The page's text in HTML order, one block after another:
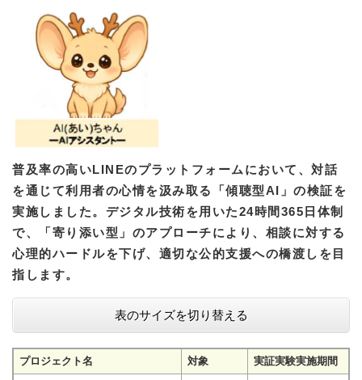
普及率の高いLINEのプラットフォームにおいて、対話
を通じて利用者の心情を汲み取る「傾聴型AI」の検証を
実施しました。デジタル技術を用いた24時間365日体制
で、「寄り添い型」のアプローチにより、相談に対する
心理的ハードルを下げ、適切な公的支援への橋渡しを目
指します。
表のサイズを切り替える
プロジェクト名 対象 実証実験実施期間